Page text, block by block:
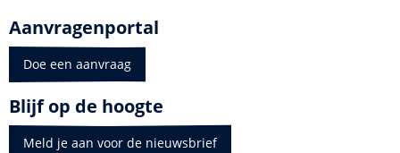
Aanvragenportal
Doe een aanvraag
Blijf op de hoogte
Meld je aan voor de nieuwsbrief